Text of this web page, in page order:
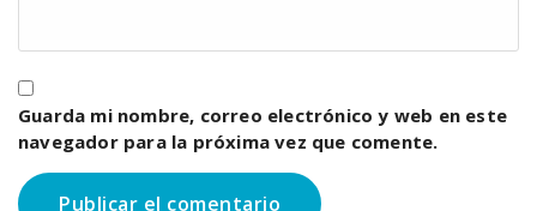
Guarda mi nombre, correo electrónico y web en este
navegador para la próxima vez que comente.